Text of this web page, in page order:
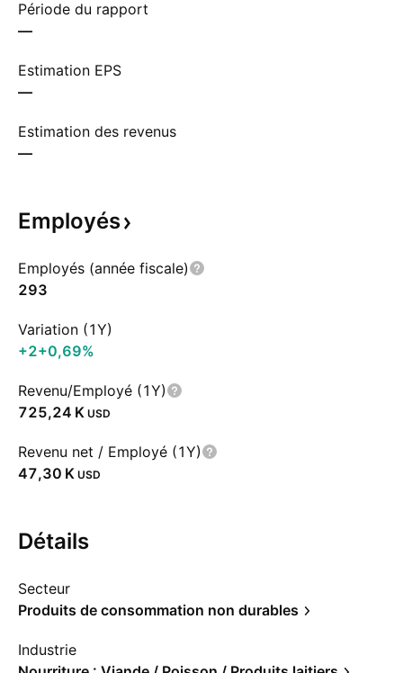
Période du rapport
—
Estimation EPS
—
Estimation des revenus
—
Employés
Employés (année fiscale)
293
Variation (1Y)
+2+0,69%
Revenu/Employé (1Y)
‪725,24 K‬ USD
Revenu net / Employé (1Y)
‪47,30 K‬ USD
Détails
Secteur
Produits de consommation non durables
Industrie